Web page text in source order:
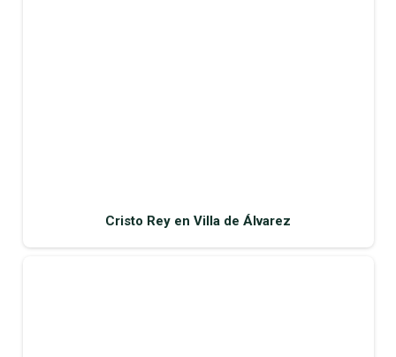
Cristo Rey en Villa de Álvarez